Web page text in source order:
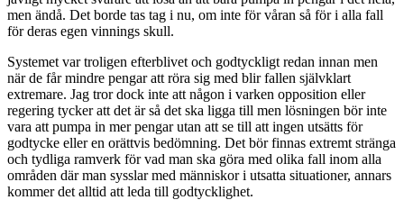
men ändå. Det borde tas tag i nu, om inte för våran så för i alla fall
för deras egen vinnings skull.
Systemet var troligen efterblivet och godtyckligt redan innan men
när de får mindre pengar att röra sig med blir fallen självklart
extremare. Jag tror dock inte att någon i varken opposition eller
regering tycker att det är så det ska ligga till men lösningen bör inte
vara att pumpa in mer pengar utan att se till att ingen utsätts för
godtycke eller en orättvis bedömning. Det bör finnas extremt stränga
och tydliga ramverk för vad man ska göra med olika fall inom alla
områden där man sysslar med människor i utsatta situationer, annars
kommer det alltid att leda till godtycklighet.